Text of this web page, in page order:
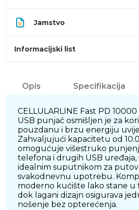
Jamstvo
Informacijski list
Opis Specifikacija
CELLULARLINE Fast PD
USB punjač osmišljen je za
pouzdanu i brzu energiju
Zahvaljujući kapacitetu od
omogućuje višestruko
telefona i drugih USB uređaja,
idealnim suputnikom za
svakodnevnu upotrebu.
moderno kućište lako stane u
dok lagani dizajn osigurava
nošenje bez opterećenja.